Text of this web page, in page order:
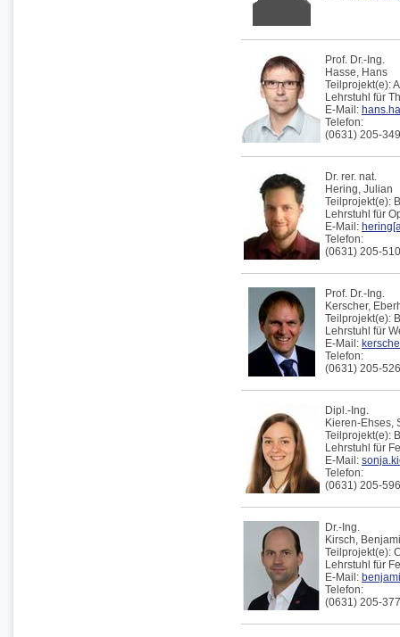
Prof. Dr.-Ing.
Hasse, Hans
Teilprojekt(e):
Lehrstuhl für
E-Mail:
Telefon:
(0631) 205-
Dr. rer. nat.
Hering, Julian
Teilprojekt(e):
Lehrstuhl für
E-Mail:
Telefon:
(0631) 205-
Prof. Dr.-Ing.
Kerscher,
Teilprojekt(e):
Lehrstuhl für
E-Mail:
Telefon:
(0631) 205-
Dipl.-Ing.
Kieren-Ehses,
Teilprojekt(e):
Lehrstuhl für
E-Mail:
Telefon:
(0631) 205-
Dr.-Ing.
Kirsch,
Teilprojekt(e):
Lehrstuhl für
E-Mail:
Telefon:
(0631) 205-